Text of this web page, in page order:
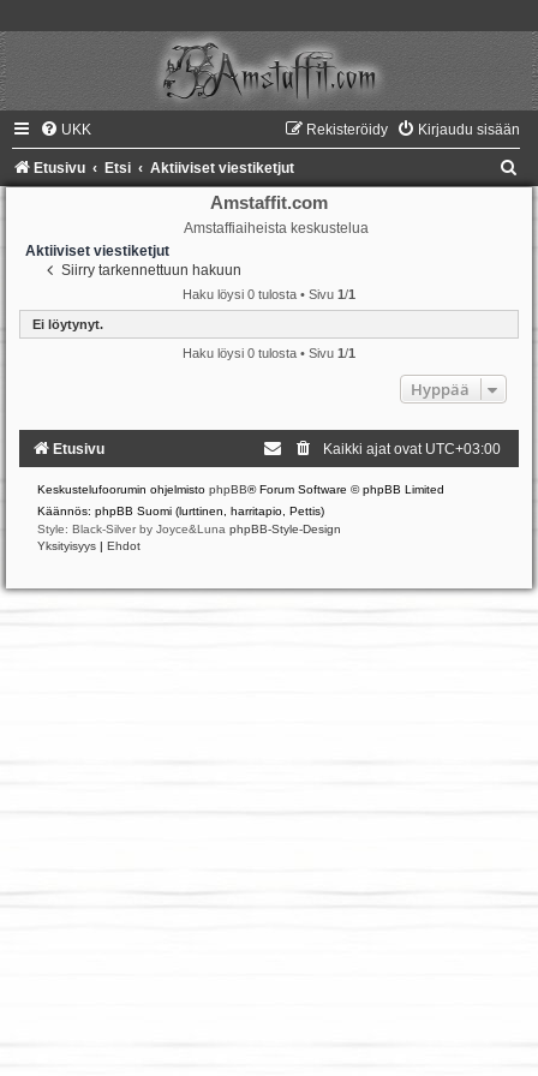
UKK Kirjaudu sisään
Rekisteröidy
Etusivu Etsi Aktiiviset viestiketjut
Amstaffit.com
Amstaffiaiheista keskustelua
Aktiiviset viestiketjut
Siirry tarkennettuun hakuun
Haku löysi 0 tulosta • Sivu 1/1
Ei löytynyt.
Haku löysi 0 tulosta • Sivu 1/1
Hyppää
Etusivu Kaikki ajat ovat UTC+03:00
Keskustelufoorumin ohjelmisto phpBB® Forum Software © phpBB Limited
Käännös: phpBB Suomi (lurttinen, harritapio, Pettis)
Style: Black-Silver by Joyce&Luna phpBB-Style-Design
Yksityisyys | Ehdot